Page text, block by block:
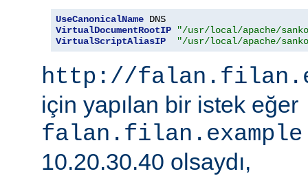
UseCanonicalName
VirtualDocumentRootIP
"/usr/local/apache/
VirtualScriptAliasIP
"/usr/local/apache/
http://
için yapılan bir istek eğer
10.20.30.40 olsaydı,